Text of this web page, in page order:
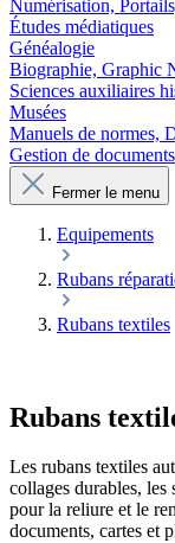
Numérisation,
Études médiatiques
Généalogie
Biographie, Graphic
Sciences auxiliaires
Musées
Manuels de normes,
Gestion de documents
Fermer le menu
Equipements
Rubans
Rubans textiles
Rubans
Les rubans textiles
collages durables, les
pour la reliure et le
documents, cartes et